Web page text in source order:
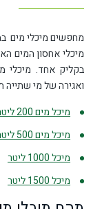
מחפשים מיכלי מים
מיכלי אחסון המים
בקליק אחד. מיכלי
ואגירה של מי שתייה
מיכל מים 200 ליטר
מיכל מים 500 ליטר
מיכל 1000 ליטר
מיכל 1500 ליטר